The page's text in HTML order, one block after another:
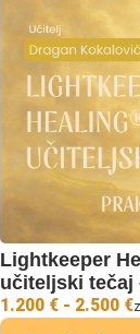
Lightkeeper
učiteljski tečaj
1.200 € - 2.500 €